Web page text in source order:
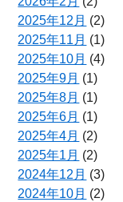
2025年12月 (2)
2025年11月 (1)
2025年10月 (4)
2025年9月 (1)
2025年8月 (1)
2025年6月 (1)
2025年4月 (2)
2025年1月 (2)
2024年12月 (3)
2024年10月 (2)